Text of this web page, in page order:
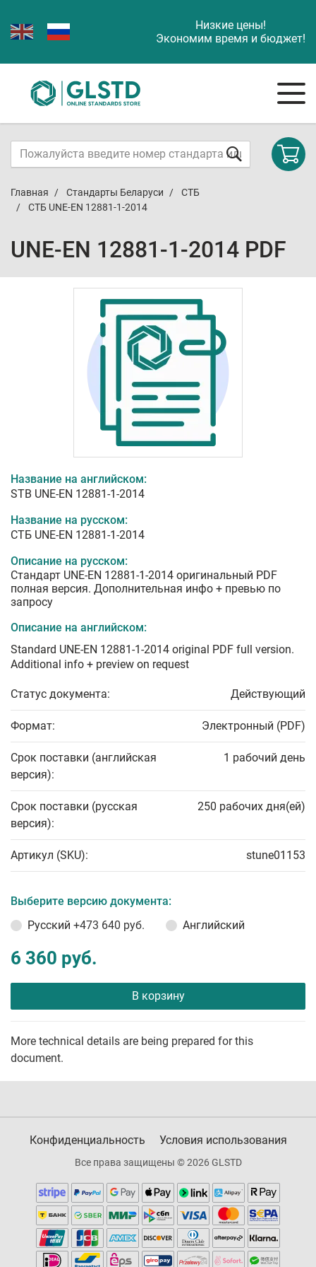
Низкие цены!
Экономим время и бюджет!
Главная Стандарты Беларуси
СТБ
СТБ UNE-EN 12881-1-2014
UNE-EN 12881-1-2014 PDF
Название на английском:
STB UNE-EN 12881-1-2014
Название на русском:
СТБ UNE-EN 12881-1-2014
Описание на русском:
Стандарт UNE-EN 12881-1-2014 оригинальный PDF
полная версия. Дополнительная инфо + превью по
запросу
Описание на английском:
Standard UNE-EN 12881-1-2014 original PDF full version.
Additional info + preview on request
Статус документа: Действующий
Формат: Электронный (PDF)
Срок поставки (английская
версия):
1 рабочий день
Срок поставки (русская
версия):
250 рабочих дня(ей)
Артикул (SKU): stune01153
Выберите версию документа:
Русский +473 640 руб. Английский
6 360 руб.
В корзину
More technical details are being prepared for this
document.
Конфиденциальность Условия использования
Все права защищены © 2026 GLSTD